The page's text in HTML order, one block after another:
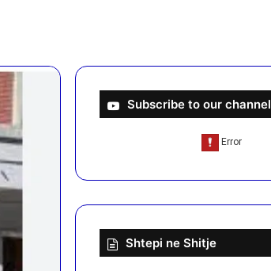
Subscribe to our channel
Shtepi ne Shitje